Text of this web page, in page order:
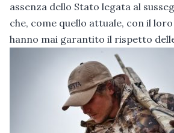
assenza dello Stato legata al
che, come quello attuale, con il
hanno mai garantito il rispetto